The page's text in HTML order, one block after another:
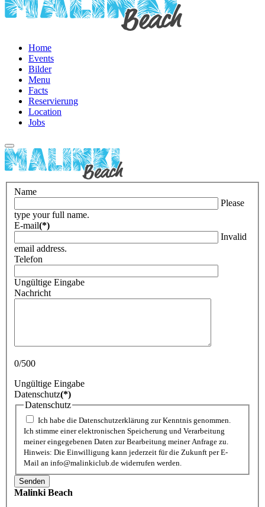
Home
Events
Bilder
Menu
Facts
Reservierung
Location
Jobs
Name
Please
type your full name.
E-mail(*)
Invalid
email address.
Telefon
Ungültige Eingabe
Nachricht
0/500
Ungültige Eingabe
Datenschutz(*)
Datenschutz
Ich habe die Datenschutzerklärung zur Kenntnis genommen.
Ich stimme einer elektronischen Speicherung und Verarbeitung
meiner eingegebenen Daten zur Bearbeitung meiner Anfrage zu.
Hinweis: Die Einwilligung kann jederzeit für die Zukunft per E-
Mail an info@malinkiclub.de widerrufen werden.
Senden
Malinki Beach